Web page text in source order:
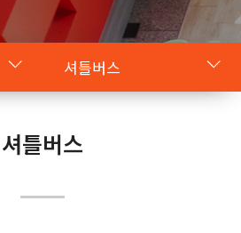
셔틀버스
셔틀버스